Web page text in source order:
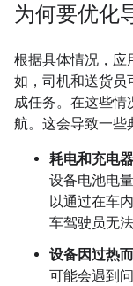
为何要优化
根据具体情况，应
如，司机和送货员
成任务。在这些情
航。这会导致一些
耗电和充电
设备电池电
以通过在车
车驾驶员无法
设备因过热
可能会遇到